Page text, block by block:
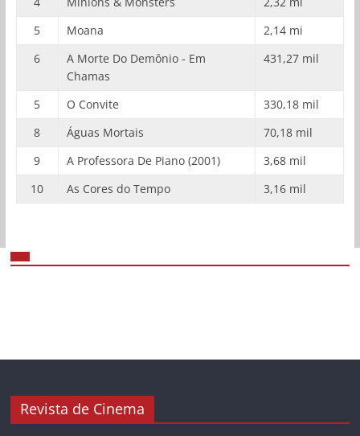
5
Moana
2,14 mi
6
A Morte Do Demônio - Em
Chamas
431,27 mil
5 O Convite
330,18 mil
8
Águas Mortais
70,18 mil
9
A Professora De Piano (2001)
3,68 mil
10
As Cores do Tempo 3,16 mil
Revista de Cinema